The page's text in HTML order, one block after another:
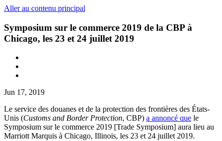
Aller au contenu principal
Symposium sur le commerce 2019 de la CBP à
Chicago, les 23 et 24 juillet 2019
Jun 17, 2019
Le service des douanes et de la protection des frontières des États-
Unis (Customs and Border Protection, CBP) a annoncé que le
Symposium sur le commerce 2019 [Trade Symposium] aura lieu au
Marriott Marquis à Chicago, Illinois, les 23 et 24 juillet 2019.